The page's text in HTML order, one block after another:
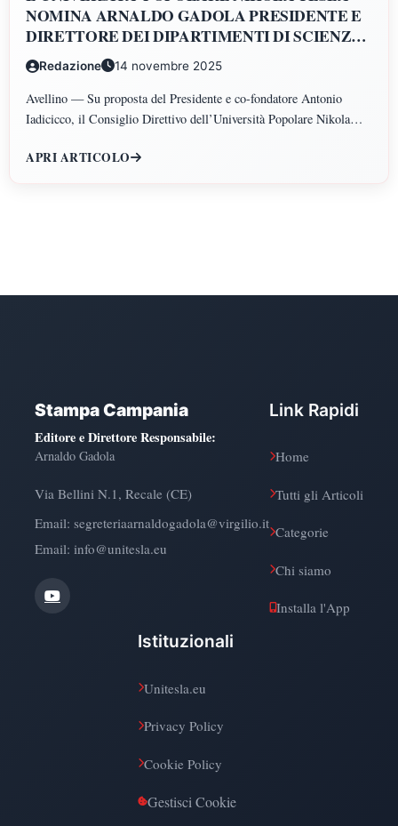
NOMINA ARNALDO GADOLA PRESIDENTE E
DIRETTORE DEI DIPARTIMENTI DI SCIENZE
GIURIDICHE, ECONOMICHE, SCIENZE
POLITICHE, PSICOLOGIA, SCIENZE UMANE,
FILOSOFIA E PEDAGOGIA
Redazione 14 novembre 2025
Avellino — Su proposta del Presidente e co-fondatore Antonio
Iadicicco, il Consiglio Direttivo dell’Università Popolare Nikola
Dipartimenti di Scienze Giuridiche ed Economiche, Scienze
APRI ARTICOLO
Stampa Campania
Editore e Direttore Responsabile:
Arnaldo Gadola
Via Bellini N.1, Recale (CE)
Email: segreteriaarnaldogadola@virgilio.it
Email: info@unitesla.eu
Link Rapidi
Home
Tutti gli Articoli
Categorie
Chi siamo
Installa l'App
Istituzionali
Unitesla.eu
Privacy Policy
Cookie Policy
Gestisci Cookie